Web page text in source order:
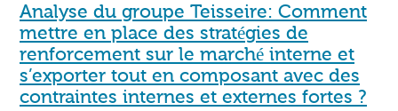
Analyse du groupe Teisseire: Comment
mettre en place des stratégies de
renforcement sur le marché interne et
s’exporter tout en composant avec des
contraintes internes et externes fortes ?